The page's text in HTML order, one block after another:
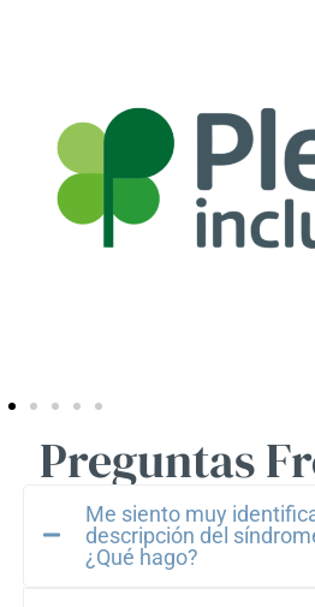
Preguntas
Me siento muy
descripción del
¿Qué hago?